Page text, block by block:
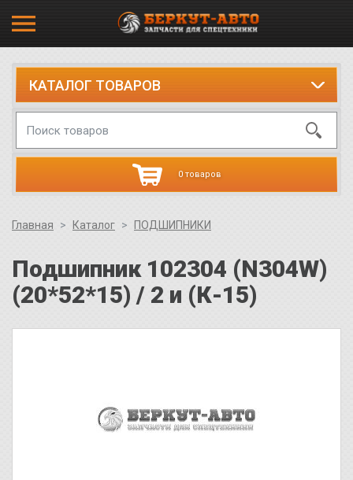
КАТАЛОГ ТОВАРОВ
0 товаров
Главная Каталог ПОДШИПНИКИ
Подшипник 102304 (N304W)
(20*52*15) / 2 и (К-15)